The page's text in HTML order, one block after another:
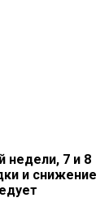
недели, 7 и 8
и снижение